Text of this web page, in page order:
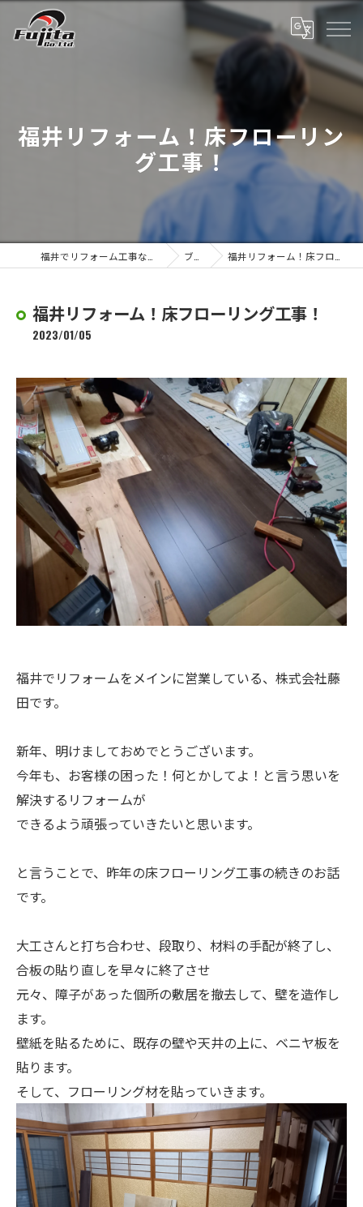
福井リフォーム！床フローリン
グ工事！
ブログ 福井リフォーム！床フローリング工事！
福井リフォーム！床フローリング工事！
2023/01/05
福井でリフォームをメインに営業している、株式会社藤
田です。
新年、明けましておめでとうございます。
今年も、お客様の困った！何とかしてよ！と言う思いを
解決するリフォームが
できるよう頑張っていきたいと思います。
と言うことで、昨年の床フローリング工事の続きのお話
です。
大工さんと打ち合わせ、段取り、材料の手配が終了し、
合板の貼り直しを早々に終了させ
元々、障子があった個所の敷居を撤去して、壁を造作し
ます。
壁紙を貼るために、既存の壁や天井の上に、ベニヤ板を
貼ります。
そして、フローリング材を貼っていきます。